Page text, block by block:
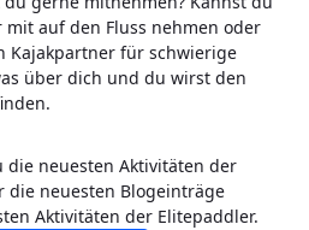
auf den Fluss nehmen oder
Kajakpartner für schwierige
über dich und du wirst den
die neuesten Aktivitäten der
die neuesten Blogeinträge
Aktivitäten der Elitepaddler.